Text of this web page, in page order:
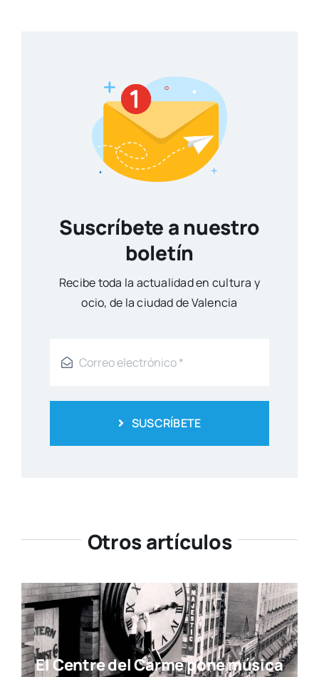
Suscríbete a nuestro
boletín
Reci­be toda la actua­li­dad en cul­tu­ra y
ocio, de la ciu­dad de Valen­cia
SUSCRÍBETE
Otros artículos
El Centre del Carme pone música